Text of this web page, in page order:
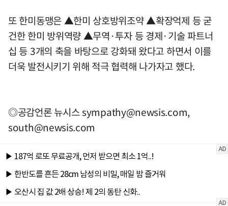
또 한미동맹은 ▲한미 상호방위조약 ▲확장억제 등 굳
건한 한미 방위역량 ▲무역·투자 등 경제·기술 파트너
십 등 3개의 축을 바탕으로 강화돼 왔다고 하면서 이를
더욱 발전시키기 위해 적극 협력해 나가자고 했다.
◎공감언론 뉴시스sympathy@newsis.com,
south@newsis.com